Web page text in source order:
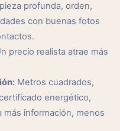
profunda, orden,
con buenas fotos
precio realista atrae más
Metros cuadrados,
energético,
información, menos